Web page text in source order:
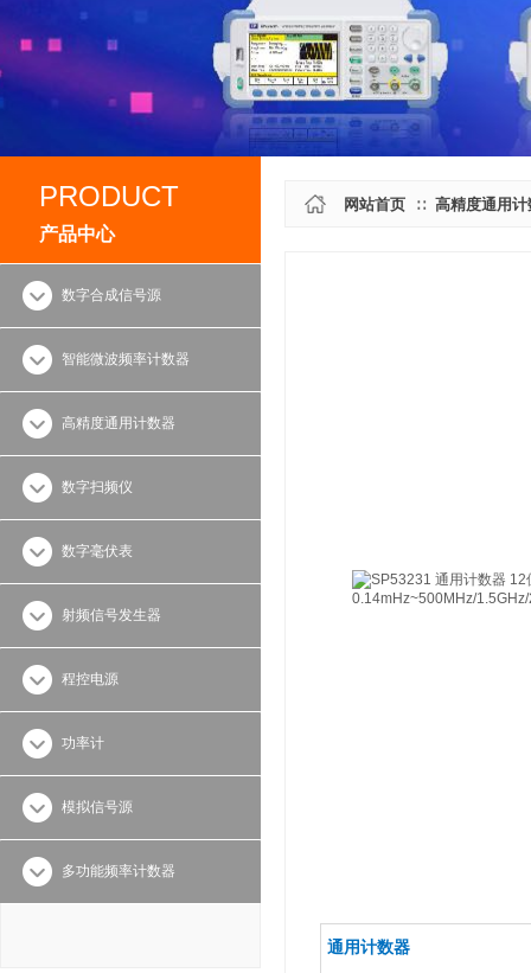
产品中心
PRODUCT 网站首页 ∷ 高精度通用计
通用计数器
数字合成信号源
智能微波频率计数器
高精度通用计数器
数字扫频仪
数字毫伏表
射频信号发生器
程控电源
功率计
模拟信号源
多功能频率计数器